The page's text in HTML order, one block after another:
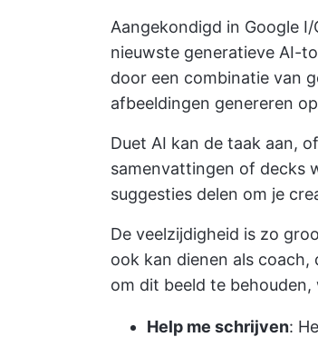
Aangekondigd in Google
nieuwste generatieve AI-
door een combinatie van
afbeeldingen genereren
Duet AI kan de taak aan,
samenvattingen of decks
suggesties delen om je
De veelzijdigheid is zo
ook kan dienen als
om dit beeld te
Help me schrijven: